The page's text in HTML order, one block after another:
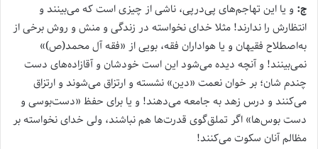
ج: و یا این تهاجم‌های پی‌درپی، ناشی از چیزی است که می‌بینند و
انتظارش را ندارند! مثلا خدای نخواسته در زندگی و منش و روش برخی از
به‌اصطلاح فقیهان و یا هواداران فقه، بویی از «فقه آل محمد(ص)»
نمی‌بینند! و آنچه دیده می‌شود این است خودشان و آقازاده‌های دست
چندم شان؛ بر خوان نعمت «دین» نشسته و ارتزاق می‌شوند و ارتزاق
می‌کنند و درس زهد به جامعه می‌دهند! و یا برای حفظ «دست‌بوسی و
دست بوس‌ها» اگر تملق‌گوی قدرت‌ها هم نباشند، ولی خدای نخواسته بر
مظالم آنان سکوت می‌کنند!